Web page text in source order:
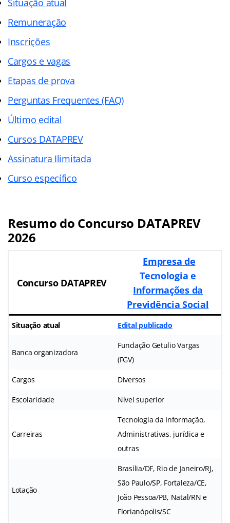
Situação atual
Remuneração
Inscrições
Cargos e vagas
Etapas de prova
Perguntas Frequentes (FAQ)
Último edital
Cursos DATAPREV
Assinatura Ilimitada
Curso específico
Resumo do Concurso DATAPREV
2026
Concurso DATAPREV
Empresa de
Tecnologia e
Informações da
Previdência Social
Situação atual Edital publicado
Banca organizadora
Fundação Getulio Vargas
(FGV)
Cargos Diversos
Escolaridade Nível superior
Carreiras
Tecnologia da Informação,
Administrativas, jurídica e
outras
Lotação
Brasília/DF, Rio de Janeiro/RJ,
São Paulo/SP, Fortaleza/CE,
João Pessoa/PB, Natal/RN e
Florianópolis/SC